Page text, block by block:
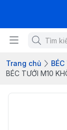
Trang chủ
BÉC TƯỚI M10